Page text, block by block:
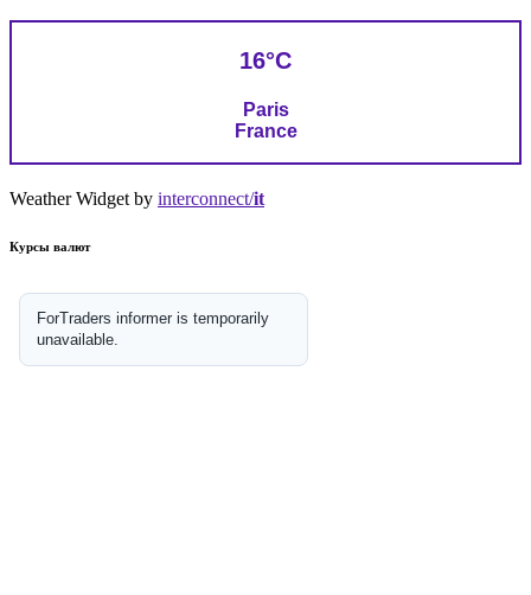
16°C
Paris
France
Weather Widget by interconnect/it
Курсы валют